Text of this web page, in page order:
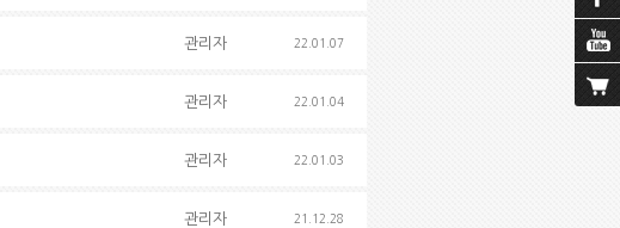
관리자 22.01.07
관리자 22.01.04
관리자 22.01.03
관리자 21.12.28